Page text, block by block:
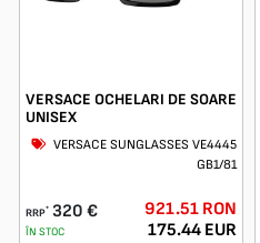
VERSACE OCHELARI DE SOARE
UNISEX
VERSACE SUNGLASSES VE4445
GB1/81
RRP* 320 €
ÎN STOC
921.51 RON
175.44 EUR